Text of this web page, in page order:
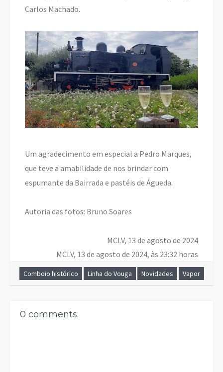
Carlos Machado.
Um agradecimento em especial a Pedro Marques,
que teve a amabilidade de nos brindar com
espumante da Bairrada e pastéis de Águeda.
Autoria das fotos: Bruno Soares
MCLV, 13 de agosto de 2024
MCLV, 13 de agosto de 2024, às 23:32 horas
Comboio histórico Linha do Vouga Novidades Vapor
0 comments: